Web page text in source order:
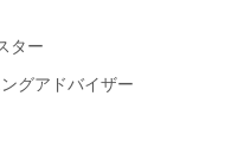
ター
グアドバイザー